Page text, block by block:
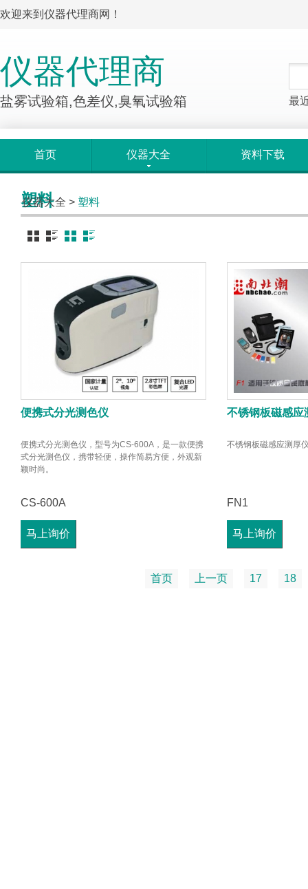
欢迎来到仪器代理商网！
仪器代理商
盐雾试验箱,色差仪,臭氧试验箱 最
首页 仪器大全 资料下载
仪器大全 > 塑料
塑料
便携式分光测色仪
便携式分光测色仪，型号为CS-600A，是一款便携
式分光测色仪，携带轻便，操作简易方便，外观新
颖时尚。
CS-600A
马上询价
不锈钢板磁感应
不锈钢板磁感应测厚
FN1
马上询价
首页 上一页 17 18